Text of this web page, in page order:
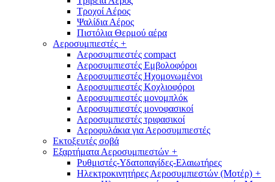
Τροχοί Αέρος
Ψαλίδια Αέρος
Πιστόλια Θερμού αέρα
Αεροσυμπιεστές +
Αεροσυμπιεστές compact
Αεροσυμπιεστές Εμβολοφόροι
Αεροσυμπιεστές Ηχομονωμένοι
Αεροσυμπιεστές Κοχλιοφόροι
Αεροσυμπιεστές μονομπλόκ
Αεροσυμπιεστές μονοφασικοί
Αεροσυμπιεστές τριφασικοί
Αεροφυλάκια για Αεροσυμπιεστές
Εκτοξευτές σοβά
Εξαρτήματα Αεροσυμπιεστών +
Ρυθμιστές-Υδατοπαγίδες-Ελαιωτήρες
Ηλεκτροκινητήρες Αεροσυμπιεστών (Μοτέρ) +